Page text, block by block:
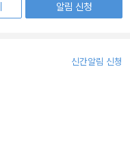
알림 신청
신간알림 신청